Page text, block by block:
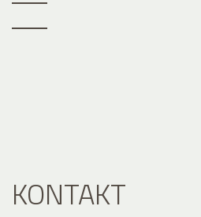
KONTAKT